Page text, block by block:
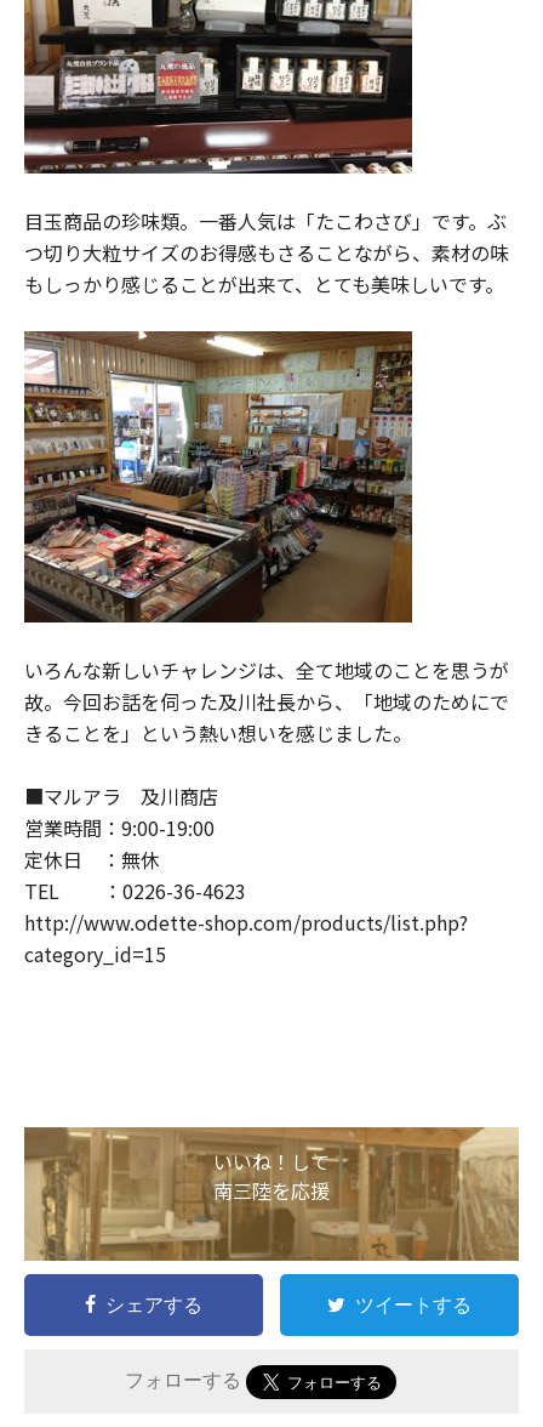
目玉商品の珍味類。一番人気は「たこわさび」です。ぶ
つ切り大粒サイズのお得感もさることながら、素材の味
もしっかり感じることが出来て、とても美味しいです。
いろんな新しいチャレンジは、全て地域のことを思うが
故。今回お話を伺った及川社長から、「地域のためにで
きることを」という熱い想いを感じました。
■マルアラ 及川商店
営業時間：9:00-19:00
定休日 ：無休
TEL ：0226-36-4623
http://www.odette-shop.com/products/list.php?
category_id=15
いいね！して
南三陸を応援
シェアする ツイートする
フォローする